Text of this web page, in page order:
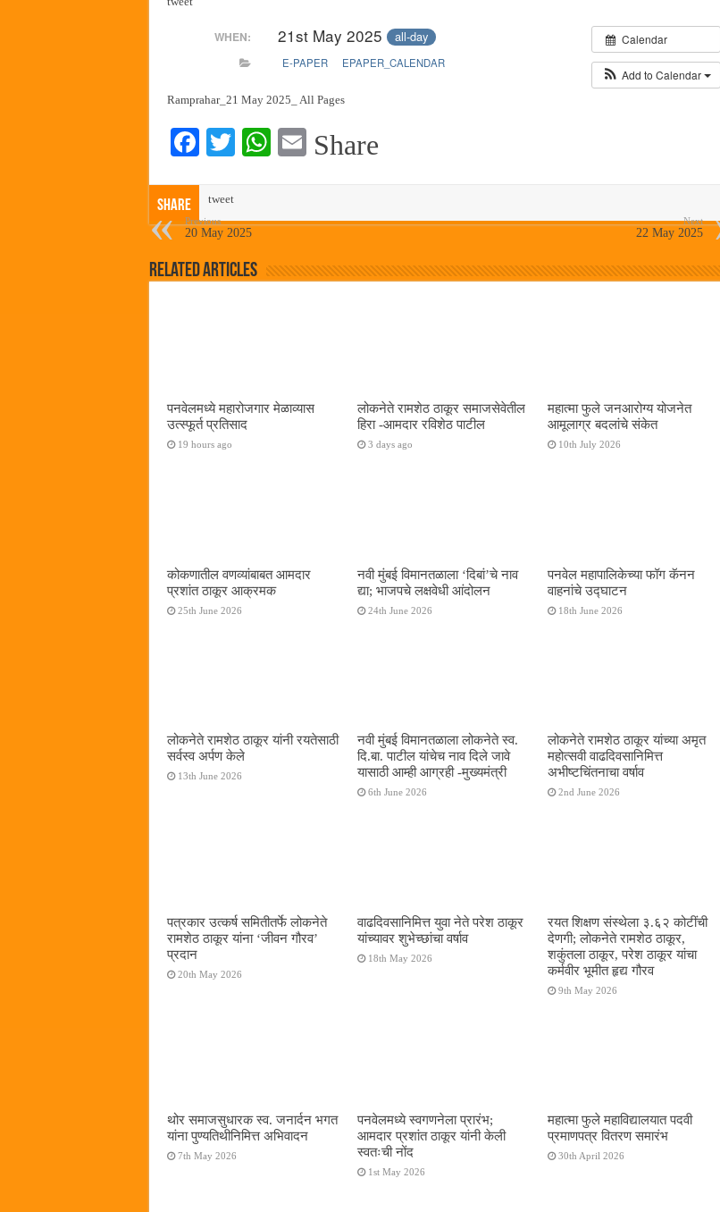
जनार्दन भगत शिक्षण प्रसारक संस्थेच्या मुख्य प्रशासकीय कार्यालयासह भव्य मूट कोर्टचे बुधवारी उद्घाटन
पालेखुर्द येथील जि.प. शाळेच्या नूतन इमारतीचे लोकनेते रामशेठ ठाकूर यांच्या उद्घाटन
हर घर तिरंगा अभियानासंदर्भात पनवेलमध्ये बैठक
Calendar
Add to Calendar
WHEN: 21st May 2025 all-day
E-PAPER EPAPER_CALENDAR
Ramprahar_21 May 2025_ All Pages
Fa
bo
ok
T
r
W
A
E
Share
Share tweet
Previous
20 May 2025
Next
22 May 2025
Related Articles
पनवेलमध्ये महारोजगार मेळाव्यास
उत्स्फूर्त प्रतिसाद
19 hours ago
लोकनेते रामशेठ ठाकूर समाजसेवेतील
हिरा -आमदार रविशेठ पाटील
3 days ago
महात्मा फुले जनआरोग्य योजनेत
आमूलाग्र बदलांचे संकेत
10th July 2026
कोकणातील वणव्यांबाबत आमदार
प्रशांत ठाकूर आक्रमक
25th June 2026
नवी मुंबई विमानतळाला ‌‘दिबां‌’चे नाव
द्या; भाजपचे लक्षवेधी आंदोलन
24th June 2026
पनवेल महापालिकेच्या फॉग कॅनन
वाहनांचे उद्घाटन
18th June 2026
लोकनेते रामशेठ ठाकूर यांनी रयतेसाठी
सर्वस्व अर्पण केले
13th June 2026
नवी मुंबई विमानतळाला लोकनेते स्व.
दि.बा. पाटील यांचेच नाव दिले जावे
यासाठी आम्ही आग्रही -मुख्यमंत्री
6th June 2026
लोकनेते रामशेठ ठाकूर यांच्या अमृत
महोत्सवी वाढदिवसानिमित्त
अभीष्टचिंतनाचा वर्षाव
2nd June 2026
पत्रकार उत्कर्ष समितीतर्फे लोकनेते
रामशेठ ठाकूर यांना ‌‘जीवन गौरव‌’
प्रदान
20th May 2026
वाढदिवसानिमित्त युवा नेते परेश ठाकूर
यांच्यावर शुभेच्छांचा वर्षाव
18th May 2026
रयत शिक्षण संस्थेला ३.६२ कोटींची
देणगी; लोकनेते रामशेठ ठाकूर,
शकुंतला ठाकूर, परेश ठाकूर यांचा
कर्मवीर भूमीत हृद्य गौरव
9th May 2026
थोर समाजसुधारक स्व. जनार्दन भगत
यांना पुण्यतिथीनिमित्त अभिवादन
7th May 2026
पनवेलमध्ये स्वगणनेला प्रारंभ;
आमदार प्रशांत ठाकूर यांनी केली
स्वतःची नोंद
1st May 2026
महात्मा फुले महाविद्यालयात पदवी
प्रमाणपत्र वितरण समारंभ
30th April 2026